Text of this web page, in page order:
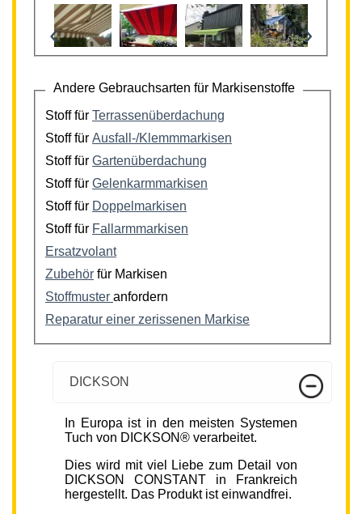
‹ ›
Andere Gebrauchsarten für Markisenstoffe
Stoff für Terrassenüberdachung
Stoff für Ausfall-/Klemmmarkisen
Stoff für Gartenüberdachung
Stoff für Gelenkarmmarkisen
Stoff für Doppelmarkisen
Stoff für Fallarmmarkisen
Ersatzvolant
Zubehör für Markisen
Stoffmuster anfordern
Reparatur einer zerissenen Markise
DICKSON
In Europa ist in den meisten Systemen
Tuch von DICKSON® verarbeitet.
Dies wird mit viel Liebe zum Detail von
DICKSON CONSTANT in Frankreich
hergestellt. Das Produkt ist einwandfrei.